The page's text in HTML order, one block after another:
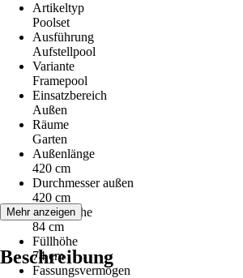
Artikeltyp
Poolset
Ausführung
Aufstellpool
Variante
Framepool
Einsatzbereich
Außen
Räume
Garten
Außenlänge
420 cm
Durchmesser außen
420 cm
Außenhöhe
84 cm
Füllhöhe
74 cm
Fassungsvermögen
Mehr anzeigen
Beschreibung